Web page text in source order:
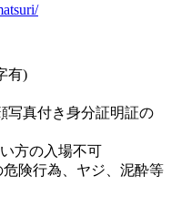
有)
写真付き身分証明証の
方の入場不可
険行為、ヤジ、泥酔等